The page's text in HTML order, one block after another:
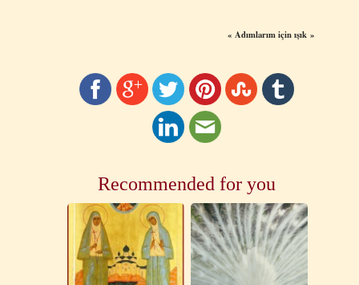
« Adımlarım için ışık »
Recommended for you